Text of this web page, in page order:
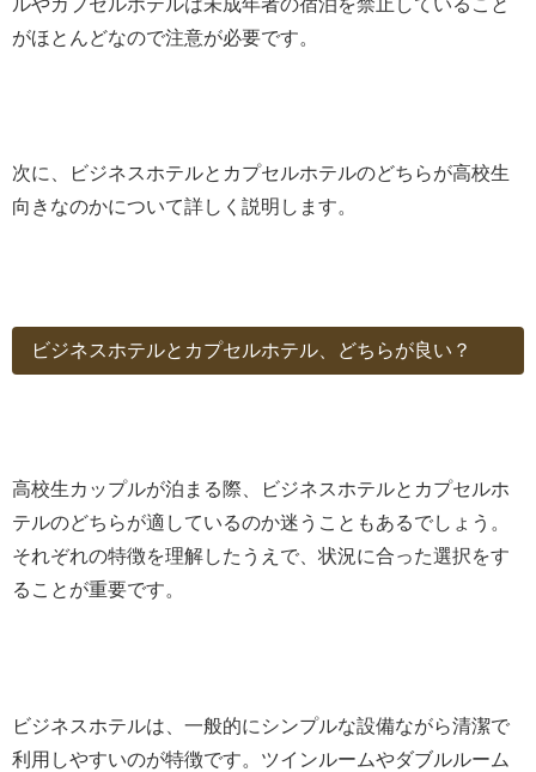
がほとんどなので注意が必要です。
次に、ビジネスホテルとカプセルホテルのどちらが高校生
向きなのかについて詳しく説明します。
ビジネスホテルとカプセルホテル、どちらが良い？
高校生カップルが泊まる際、ビジネスホテルとカプセルホ
テルのどちらが適しているのか迷うこともあるでしょう。
それぞれの特徴を理解したうえで、状況に合った選択をす
ることが重要です。
ビジネスホテルは、一般的にシンプルな設備ながら清潔で
利用しやすいのが特徴です。ツインルームやダブルルーム